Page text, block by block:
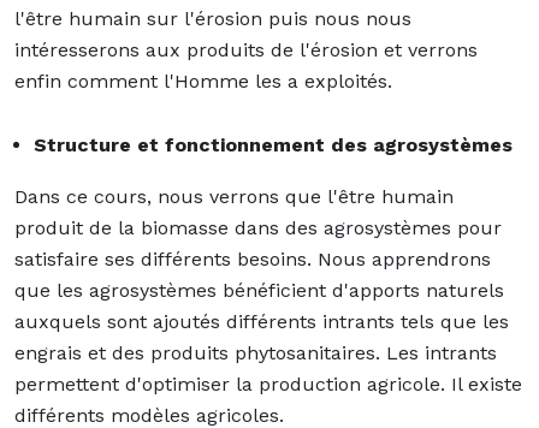
l'être humain sur l'érosion puis nous nous
intéresserons aux produits de l'érosion et verrons
enfin comment l'Homme les a exploités.
Structure et fonctionnement des agrosystèmes
Dans ce cours, nous verrons que l'être humain
produit de la biomasse dans des agrosystèmes pour
satisfaire ses différents besoins. Nous apprendrons
que les agrosystèmes bénéficient d'apports naturels
auxquels sont ajoutés différents intrants tels que les
engrais et des produits phytosanitaires. Les intrants
permettent d'optimiser la production agricole. Il existe
différents modèles agricoles.